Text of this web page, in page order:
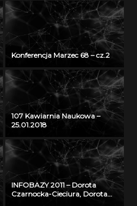
Konferencja Marzec 68 – cz.2
107 Kawiarnia Naukowa –
25.01.2018
INFOBAZY 2011 – Dorota
Czarnocka-Cieciura, Dorota